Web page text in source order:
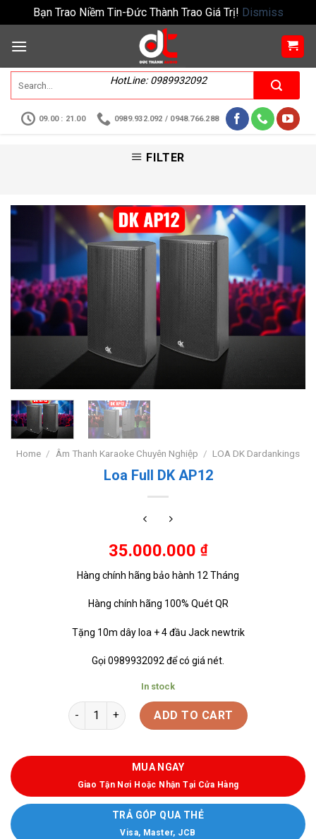
Bạn Trao Niềm Tin-Đức Thành Trao Giá Trị! Dismiss
HotLine: 0989932092
09.00 : 21.00 0989.932.092 / 0948.766.288
FILTER
Home / Âm Thanh Karaoke Chuyên Nghiệp / LOA DK Dardankings
Loa Full DK AP12
35.000.000 ₫
Hàng chính hãng bảo hành 12 Tháng
Hàng chính hãng 100% Quét QR
Tặng 10m dây loa + 4 đầu Jack newtrik
Gọi 0989932092 để có giá nét.
In stock
ADD TO CART
MUA NGAY
Giao Tận Nơi Hoặc Nhận Tại Cửa Hàng
TRẢ GÓP QUA THẺ
Visa, Master, JCB